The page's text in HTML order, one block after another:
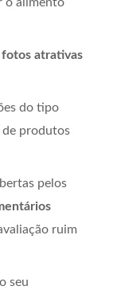
fotos atrativas
do tipo
de produtos
pelos
ruim
seu